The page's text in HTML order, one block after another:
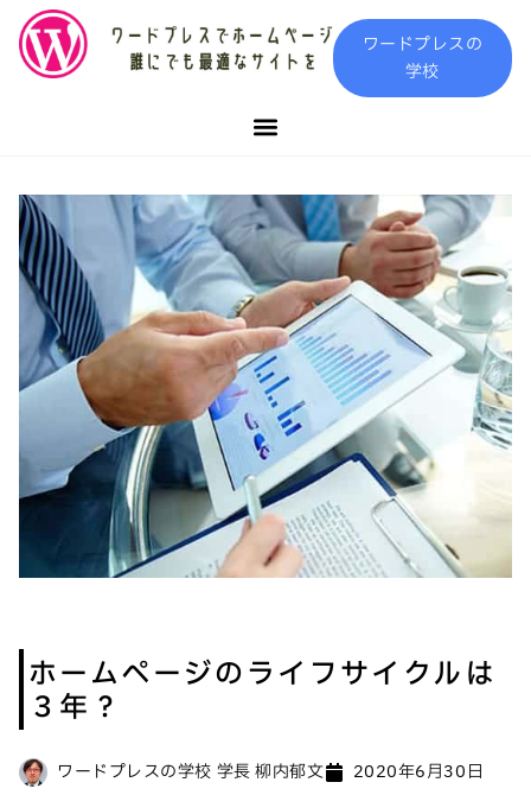
ワードプレスの
学校
ホームページのライフサイクルは
３年？
ワードプレスの学校 学長 柳内郁文 2020年6月30日